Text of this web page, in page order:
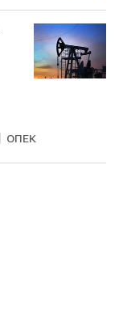
ОПЕК